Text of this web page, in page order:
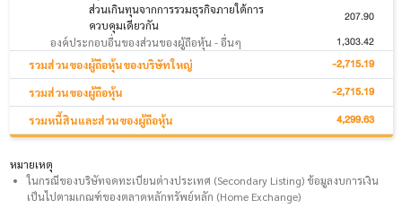
ส่วนเกินทุนจากการรวมธุรกิจภายใต้การ
ควบคุมเดียวกัน
207.90
องค์ประกอบอื่นของส่วนของผู้ถือหุ้น - อื่นๆ 1,303.42
รวมส่วนของผู้ถือหุ้นของบริษัทใหญ่ -2,715.19
รวมส่วนของผู้ถือหุ้น -2,715.19
รวมหนี้สินและส่วนของผู้ถือหุ้น 4,299.63
หมายเหตุ
ในกรณีของบริษัทจดทะเบียนต่างประเทศ (Secondary Listing) ข้อมูลงบการเงิน
เป็นไปตามเกณฑ์ของตลาดหลักทรัพย์หลัก (Home Exchange)